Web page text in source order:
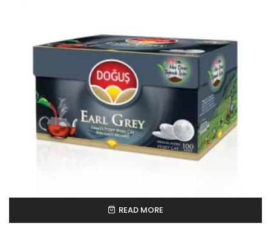
READ MORE